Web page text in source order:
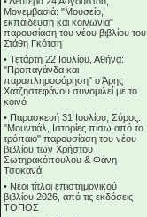
Μονεμβασιά: "Μουσείο,
εκπαίδευση και κοινωνία"
παρουσίαση του νέου βιβλίου του
Στάθη Γκότση
• Τετάρτη 22 Ιουλίου, Αθήνα:
"Προπαγάνδα και
παραπληροφόρηση" ο Άρης
Χατζηστεφάνου συνομιλεί με το
κοινό
• Παρασκευή 31 Ιουλίου, Σύρος:
"Μουντιάλ, Ιστορίες πίσω από το
τρόπαιο" παρουσίαση του νέου
βιβλίου των Χρήστου
Σωτηρακόπουλου & Φάνη
Τσοκανά
• Νέοι τίτλοι επιστημονικού
βιβλίου 2026, από τις εκδόσεις
ΤΟΠΟΣ